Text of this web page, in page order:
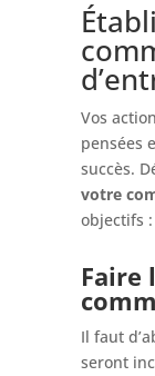
Vos
pensées
succès.
votre
objectifs :
Faire
Il faut
seront